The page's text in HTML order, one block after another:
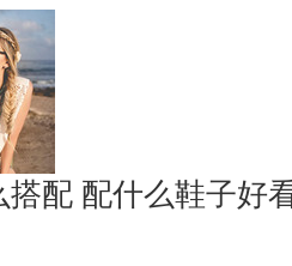
搭配 配什么鞋子好